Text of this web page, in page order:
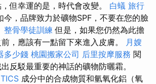
但幸運的是，時代會改變。 白蟻 旅行
今，品牌致力於礦物SPF，不要在您的臉
整骨學徒訓練但是，如果您仍然為此擔
，應該有一點留下來進入皮膚。 月嫂
多少錢 桃園搬家公司 后里按摩服務 閱
反駁最重要的神話的礦物防曬霜。
成分中的合成物質和氫氧化鋁（氧